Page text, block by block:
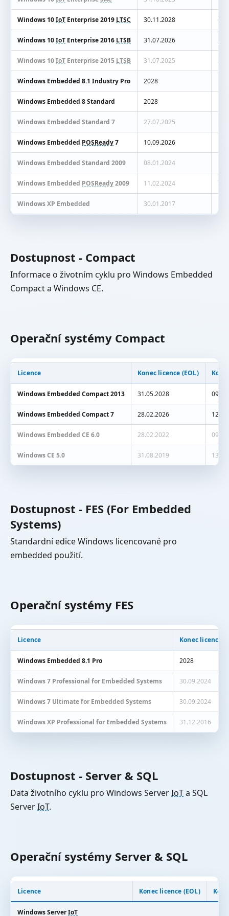
Windows 10IoT Enterprise 2019 LTSC 30.11.2028
Windows 10IoT Enterprise 2016 LTSB 31.07.2026
Windows 10IoT Enterprise 2015 LTSB 31.07.2025
Windows Embedded 8.1 Industry Pro 2028
Windows Embedded 8 Standard 2028
Windows Embedded Standard 7 27.07.2025
Windows Embedded POSReady7 10.09.2026
Windows Embedded Standard 2009 08.01.2024
Windows Embedded POSReady2009 11.02.2024
Windows XP Embedded 30.01.2017
Dostupnost - Compact
Informace o životním cyklu pro Windows Embedded
Compact a Windows CE.
Operační systémy Compact
Licence Konec licence (EOL)
Windows Embedded Compact 2013 31.05.2028
Windows Embedded Compact 7 28.02.2026
Windows Embedded CE 6.0 28.02.2022
Windows CE 5.0 31.08.2019
Dostupnost - FES (For Embedded
Systems)
Standardní edice Windows licencované pro
embedded použití.
Operační systémy FES
Licence Konec licence
Windows Embedded 8.1 Pro 2028
Windows 7 Professional for Embedded Systems 30.09.2024
Windows 7 Ultimate for Embedded Systems 30.09.2024
Windows XP Professional for Embedded Systems 31.12.2016
Dostupnost - Server & SQL
Data životního cyklu pro Windows ServerIoTa SQL
ServerIoT.
Operační systémy Server & SQL
Licence Konec licence (EOL)
Windows ServerIoT